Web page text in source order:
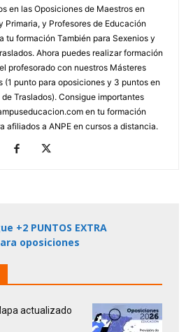
en las Oposiciones de Maestros en
Primaria, y Profesores de Educación
tu formación También para Sexenios y
Ahora puedes realizar formación
profesorado con nuestros Másteres
(1 punto para oposiciones y 3 puntos en
Traslados). Consigue importantes
en tu formación
afiliados a ANPE en cursos a distancia.
+2 PUNTOS EXTRA
oposiciones
actualizado